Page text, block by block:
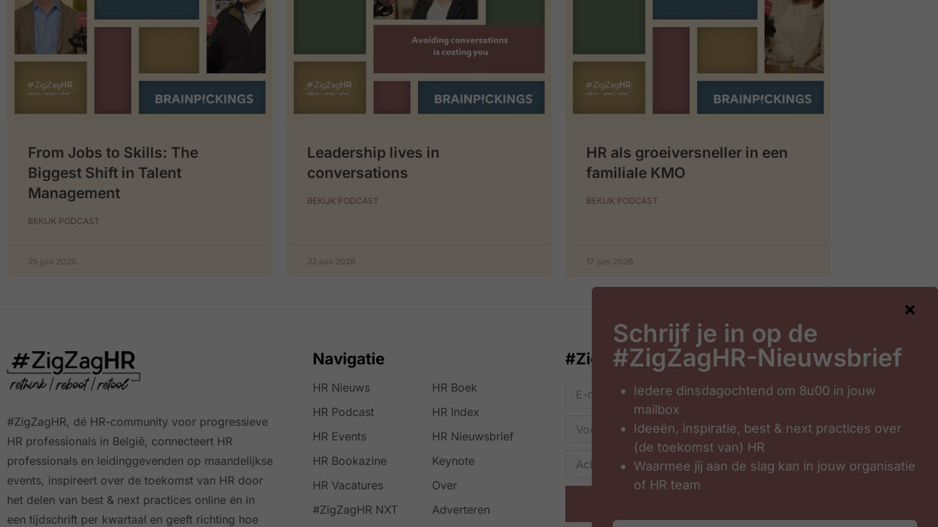
From Jobs to Skills: The
Biggest Shift in Talent
Management
BEKIJK PODCAST
25 juni 2026
Leadership lives in
conversations
BEKIJK PODCAST
22 juni 2026
HR als groeiversneller in een
familiale KMO
BEKIJK PODCAST
17 juni 2026
#ZigZagHR, dé HR-community voor progressieve
HR professionals in België, connecteert HR
professionals en leidinggevenden op maandelijkse
events, inspireert over de toekomst van HR door
het delen van best & next practices online én in
een tijdschrift per kwartaal en geeft richting hoe
Navigatie
HR Nieuws
HR Podcast
HR Events
HR Bookazine
HR Vacatures
#ZigZagHR NXT
HR Boek
HR Index
HR Nieuwsbrief
Keynote
Over
Adverteren
#ZigZagHR-Nieuwsbrief
Schrijf je in op de
#ZigZagHR-Nieuwsbrief
Iedere dinsdagochtend om 8u00 in jouw
mailbox
Ideeën, inspiratie, best & next practices over
(de toekomst van) HR
Waarmee jij aan de slag kan in jouw organisatie
of HR team